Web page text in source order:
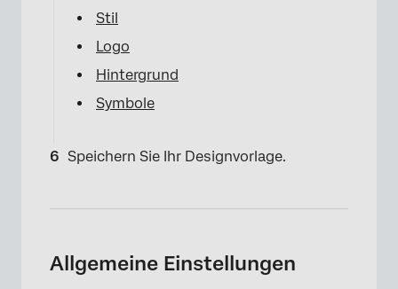
Stil
Logo
Hintergrund
Symbole
Speichern Sie Ihr Designvorlage.
Allgemeine Einstellungen